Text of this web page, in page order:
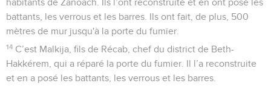
habitants de Zanoach. Ils l’ont reconstruite et en ont posé les
battants, les verrous et les barres. Ils ont fait, de plus, 500
mètres de mur jusqu'à la porte du fumier.
14 C’est Malkija, fils de Récab, chef du district de Beth-
Hakkérem, qui a réparé la porte du fumier. Il l’a reconstruite
et en a posé les battants, les verrous et les barres.